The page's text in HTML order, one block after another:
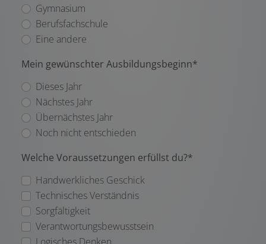
Gymnasium
Berufsfachschule
Eine andere
Mein gewünschter Ausbildungsbeginn*
Dieses Jahr
Nächstes Jahr
Übernächstes Jahr
Noch nicht entschieden
Welche Voraussetzungen erfüllst du?*
Handwerkliches Geschick
Technisches Verständnis
Sorgfältigkeit
Verantwortungsbewusstsein
Logisches Denken